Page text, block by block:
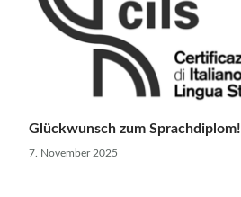
Glückwunsch zum Sprachdiplom!
7. November 2025